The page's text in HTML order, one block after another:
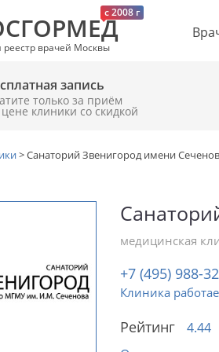
c 2008 г
врачей Москвы
запись
только за приём
клиники cо скидкой
>Санаторий Звенигород имени
медицинская
+7 (495) 988-
Клиника
Рейтинг
4.44